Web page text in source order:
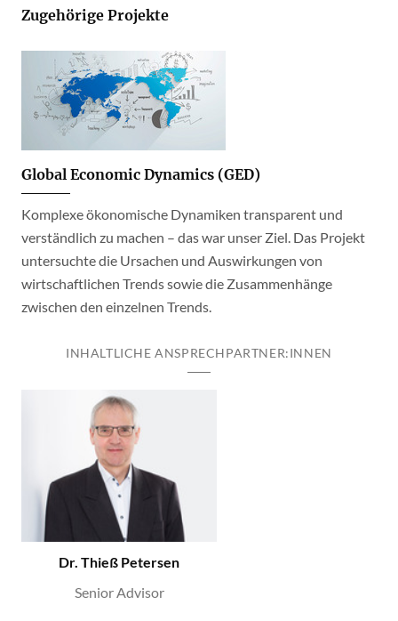
Zugehörige Projekte
Global Economic Dynamics (GED)
Komplexe ökonomische Dynamiken transparent und
verständlich zu machen – das war unser Ziel. Das Projekt
untersuchte die Ursachen und Auswirkungen von
wirtschaftlichen Trends sowie die Zusammenhänge
zwischen den einzelnen Trends.
INHALTLICHE ANSPRECHPARTNER:INNEN
Dr. Thieß Petersen
Senior Advisor